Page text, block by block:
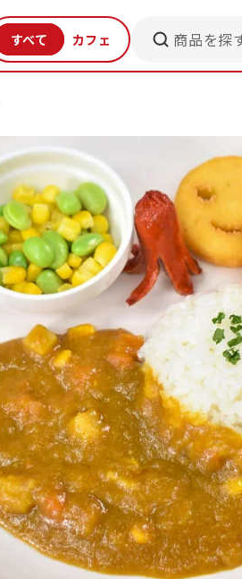
商品を探